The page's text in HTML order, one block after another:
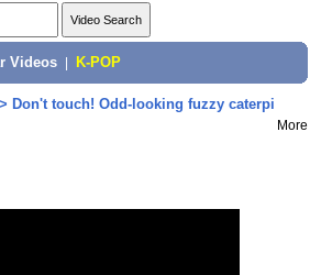
Videos K-POP
Don't touch! Odd-looking fuzzy caterpi
More